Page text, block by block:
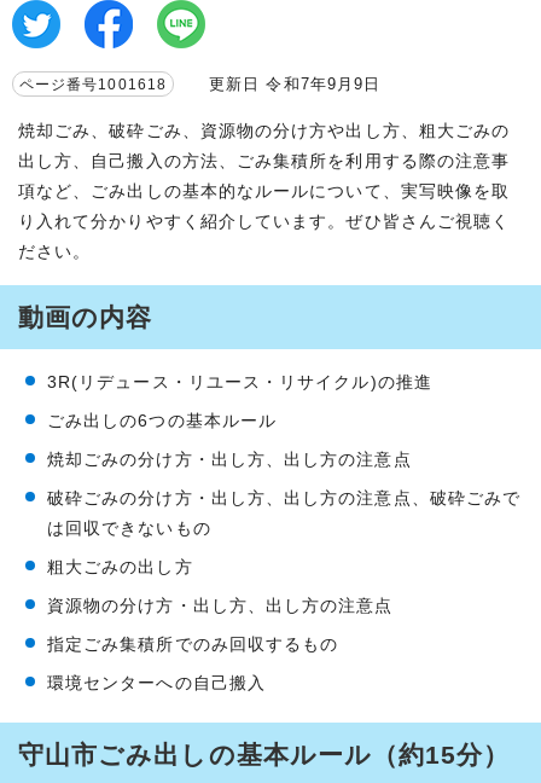
ページ番号1001618 更新日 令和7年9月9日
焼却ごみ、破砕ごみ、資源物の分け方や出し方、粗大ごみの
出し方、自己搬入の方法、ごみ集積所を利用する際の注意事
項など、ごみ出しの基本的なルールについて、実写映像を取
り入れて分かりやすく紹介しています。ぜひ皆さんご視聴く
ださい。
動画の内容
3R(リデュース・リユース・リサイクル)の推進
ごみ出しの6つの基本ルール
焼却ごみの分け方・出し方、出し方の注意点
破砕ごみの分け方・出し方、出し方の注意点、破砕ごみで
は回収できないもの
粗大ごみの出し方
資源物の分け方・出し方、出し方の注意点
指定ごみ集積所でのみ回収するもの
環境センターへの自己搬入
守山市ごみ出しの基本ルール（約15分）